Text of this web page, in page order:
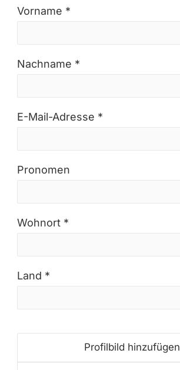
Vorname *
Nachname *
E-Mail-Adresse *
Pronomen
Wohnort *
Land *
Profilbild hinzufügen